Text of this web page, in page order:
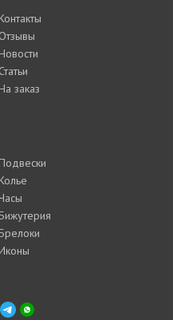
Подвески
Колье
Часы
Бижутерия
Брелоки
Иконы
Контакты
Отзывы
Новости
Статьи
На заказ